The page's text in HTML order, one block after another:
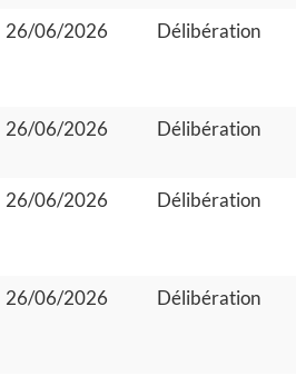
26/06/2026
Délibération
26/06/2026
Délibération
26/06/2026
Délibération
26/06/2026
Délibération